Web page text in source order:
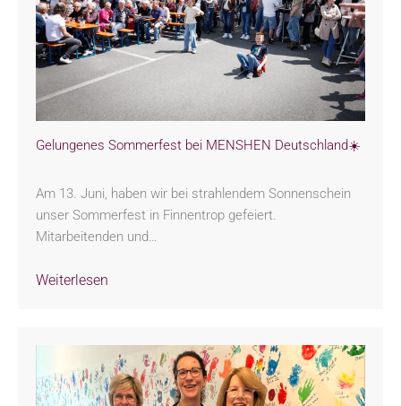
Gelungenes Sommerfest bei MENSHEN Deutschland☀️
Am 13. Juni, haben wir bei strahlendem Sonnenschein
unser Sommerfest in Finnentrop gefeiert.
Mitarbeitenden und…
Weiterlesen